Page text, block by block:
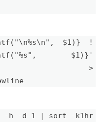
$1)} !
$1)}'
>
-h -d 1 | sort -k1hr